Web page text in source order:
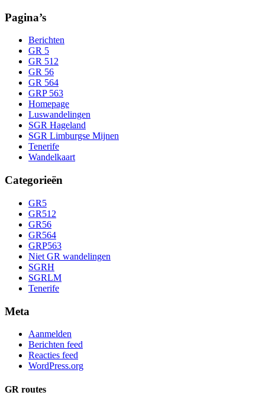
Pagina’s
Berichten
GR 5
GR 512
GR 56
GR 564
GRP 563
Homepage
Luswandelingen
SGR Hageland
SGR Limburgse Mijnen
Tenerife
Wandelkaart
Categorieën
GR5
GR512
GR56
GR564
GRP563
Niet GR wandelingen
SGRH
SGRLM
Tenerife
Meta
Aanmelden
Berichten feed
Reacties feed
WordPress.org
GR routes